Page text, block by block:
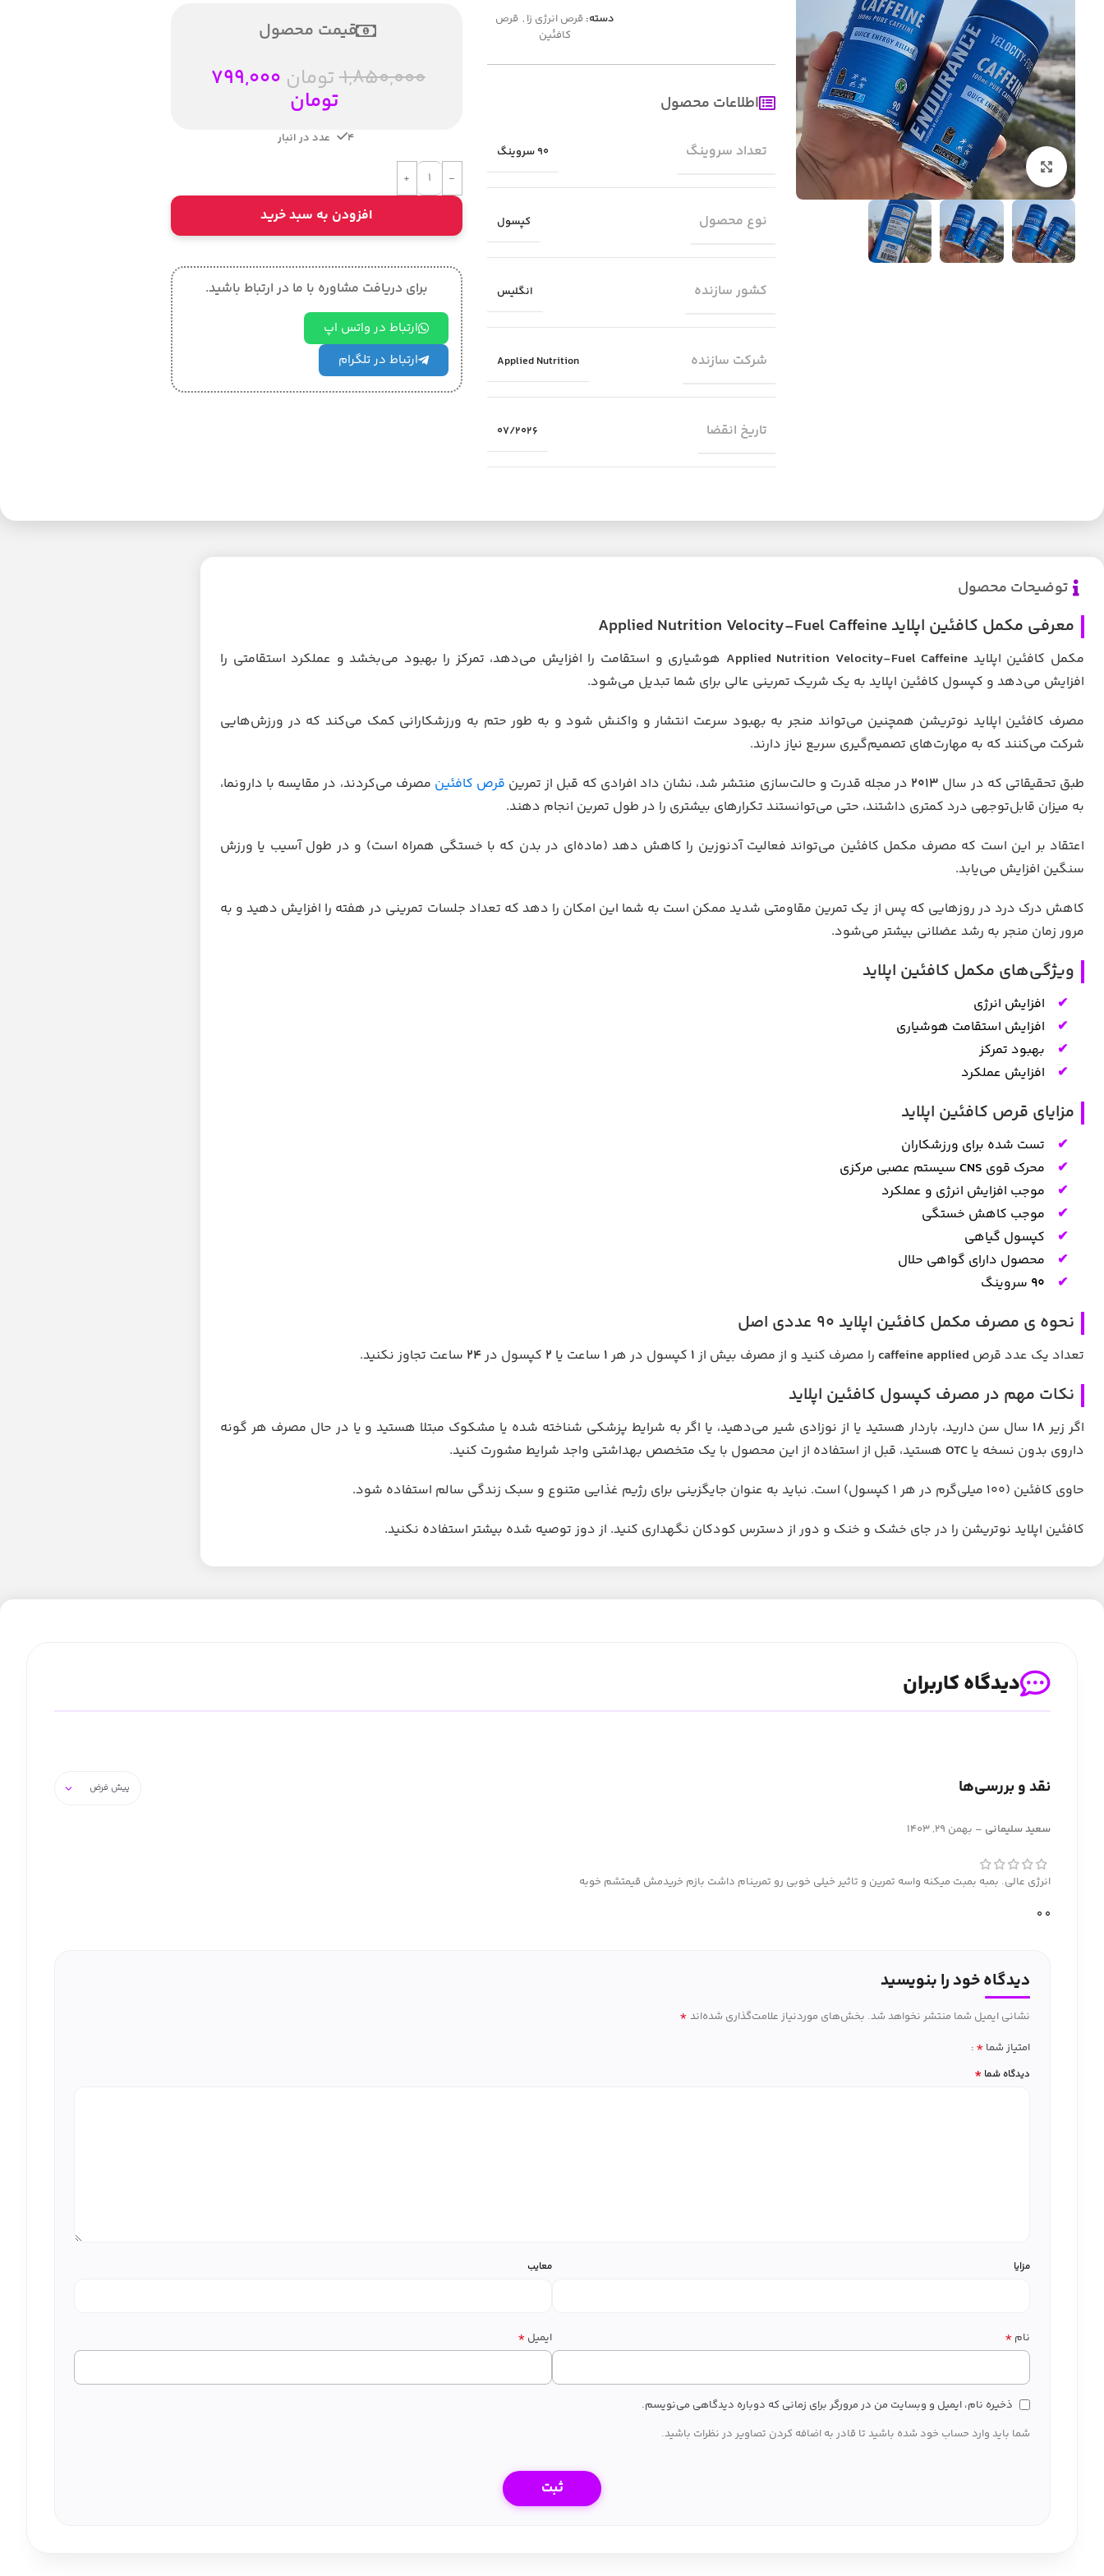
بزرگنمایی تصویر
دسته: قرص انرژی زا , قرص
کافئین
اطلاعات محصول
تعداد سروینگ 90 سروینگ
نوع محصول کپسول
کشور سازنده انگلیس
شرکت سازنده Applied Nutrition
تاریخ انقضا 07/2026
قیمت محصول
1,850,000 تومان 799,000
تومان
4 عدد در انبار
افزودن به سبد خرید
برای دریافت مشاوره با ما در ارتباط باشید.
ارتباط در واتس اپ
ارتباط در تلگرام
توضیحات محصول
معرفی مکمل کافئین اپلاید Applied Nutrition Velocity-Fuel Caffeine
مکمل کافئین اپلاید Applied Nutrition Velocity-Fuel Caffeine هوشیاری و استقامت را افزایش می‌دهد، تمرکز را بهبود می‌بخشد و عملکرد استقامتی را
افزایش می‌دهد و کپسول کافئین اپلاید به یک شریک تمرینی عالی برای شما تبدیل می‌شود.
مصرف کافئین اپلاید نوتریشن همچنین می‌تواند منجر به بهبود سرعت انتشار و واکنش شود و به طور حتم به ورزشکارانی کمک می‌کند که در ورزش‌هایی
شرکت می‌کنند که به مهارت‌های تصمیم‌گیری سریع نیاز دارند.
طبق تحقیقاتی که در سال 2013 در مجله قدرت و حالت‌سازی منتشر شد، نشان داد افرادی که قبل از تمرین قرص کافئین مصرف می‌کردند، در مقایسه با دارونما،
به میزان قابل‌توجهی درد کمتری داشتند، حتی می‌توانستند تکرارهای بیشتری را در طول تمرین انجام دهند.
اعتقاد بر این است که مصرف مکمل کافئین می‌تواند فعالیت آدنوزین را کاهش دهد (ماده‌ای در بدن که با خستگی همراه است) و در طول آسیب یا ورزش
سنگین افزایش می‌یابد.
کاهش درک درد در روزهایی که پس از یک تمرین مقاومتی شدید ممکن است به شما این امکان را دهد که تعداد جلسات تمرینی در هفته را افزایش دهید و به
مرور زمان منجر به رشد عضلانی بیشتر می‌شود.
ویژگی‌های مکمل کافئین اپلاید
افزایش انرژی
افزایش استقامت هوشیاری
بهبود تمرکز
افزایش عملکرد
مزایای قرص کافئین اپلاید
تست شده برای ورزشکاران
محرک قوی CNS سیستم عصبی مرکزی
موجب افزایش انرژی و عملکرد
موجب کاهش خستگی
کپسول گیاهی
محصول دارای گواهی حلال
90 سروینگ
نحوه ی مصرف مکمل کافئین اپلاید 90 عددی اصل
تعداد یک عدد قرص caffeine applied را مصرف کنید و از مصرف بیش از 1 کپسول در هر 1 ساعت یا 2 کپسول در24 ساعت تجاوز نکنید.
نکات مهم در مصرف کپسول کافئین اپلاید
اگر زیر 18 سال سن دارید، باردار هستید یا از نوزادی شیر می‌دهید، یا اگر به شرایط پزشکی شناخته شده یا مشکوک مبتلا هستید و یا در حال مصرف هر گونه
داروی بدون نسخه یا OTC هستید، قبل از استفاده از این محصول با یک متخصص بهداشتی واجد شرایط مشورت کنید.
حاوی کافئین (100 میلی‌گرم در هر 1 کپسول) است. نباید به عنوان جایگزینی برای رژیم غذایی متنوع و سبک زندگی سالم استفاده شود.
کافئین اپلاید نوتریشن را در جای خشک و خنک و دور از دسترس کودکان نگهداری کنید. از دوز توصیه شده بیشتر استفاده نکنید.
دیدگاه کاربران
نقد و بررسی‌ها
سعید سلیمانی – بهمن 29, 1403
انرژی عالی. بمبه بمبت میکنه واسه تمرین و تاثیر خیلی خوبی رو تمرینام داشت بازم خریدمش قیمتشم خوبه
0
0
دیدگاه خود را بنویسید
نشانی ایمیل شما منتشر نخواهد شد. بخش‌های موردنیاز علامت‌گذاری شده‌اند *
امتیاز شما *
دیدگاه شما *
مزایا معایب
نام * ایمیل *
ذخیره نام، ایمیل و وبسایت من در مرورگر برای زمانی که دوباره دیدگاهی می‌نویسم.
شما باید وارد حساب خود شده باشید تا قادر به اضافه کردن تصاویر در نظرات باشید.